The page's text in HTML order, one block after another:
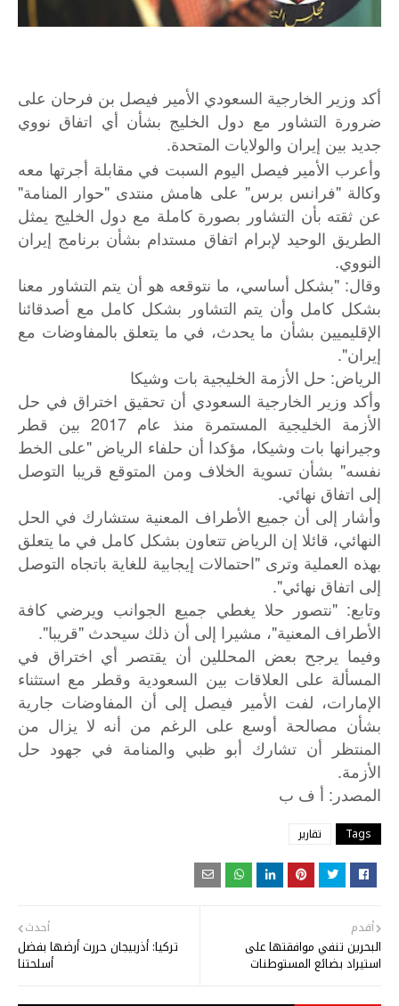
أكد وزير الخارجية السعودي الأمير فيصل بن فرحان على
ضرورة التشاور مع دول الخليج بشأن أي اتفاق نووي
جديد بين إيران والولايات المتحدة.
وأعرب الأمير فيصل اليوم السبت في مقابلة أجرتها معه
وكالة "فرانس برس" على هامش منتدى "حوار المنامة"
عن ثقته بأن التشاور بصورة كاملة مع دول الخليج يمثل
الطريق الوحيد لإبرام اتفاق مستدام بشأن برنامج إيران
النووي.
وقال: "بشكل أساسي، ما نتوقعه هو أن يتم التشاور معنا
بشكل كامل وأن يتم التشاور بشكل كامل مع أصدقائنا
الإقليميين بشأن ما يحدث، في ما يتعلق بالمفاوضات مع
إيران".
الرياض: حل الأزمة الخليجية بات وشيكا
وأكد وزير الخارجية السعودي أن تحقيق اختراق في حل
الأزمة الخليجية المستمرة منذ عام 2017 بين قطر
وجيرانها بات وشيكا، مؤكدا أن حلفاء الرياض "على الخط
نفسه" بشأن تسوية الخلاف ومن المتوقع قريبا التوصل
إلى اتفاق نهائي.
وأشار إلى أن جميع الأطراف المعنية ستشارك في الحل
النهائي، قائلا إن الرياض تتعاون بشكل كامل في ما يتعلق
بهذه العملية وترى "احتمالات إيجابية للغاية باتجاه التوصل
إلى اتفاق نهائي".
وتابع: "نتصور حلا يغطي جميع الجوانب ويرضي كافة
الأطراف المعنية"، مشيرا إلى أن ذلك سيحدث "قريبا".
وفيما يرجح بعض المحللين أن يقتصر أي اختراق في
المسألة على العلاقات بين السعودية وقطر مع استثناء
الإمارات، لفت الأمير فيصل إلى أن المفاوضات جارية
بشأن مصالحة أوسع على الرغم من أنه لا يزال من
المنتظر أن تشارك أبو ظبي والمنامة في جهود حل
الأزمة.
المصدر : ف ب
Tags تقارير
أحدث
تركيا: أذربيجان حررت أرضها بفضل
أسلحتنا
أقدم
البحرين تنفي موافقتها على
استيراد بضائع المستوطنات